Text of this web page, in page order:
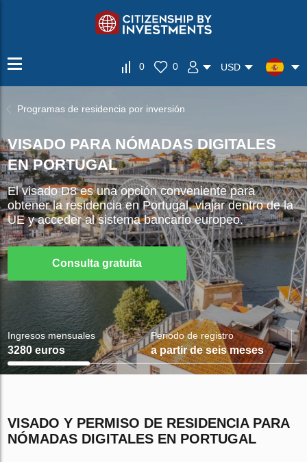
0 0 USD
Programas de residencia por inversión
VISADO PARA NÓMADAS DIGITALES
EN PORTUGAL
El visado D8 es una opción conveniente para
obtener la residencia en Portugal, viajar dentro de la
UE y acceder al sistema bancario europeo.
Ingresos mensuales
3280 euros
Periodo de registro
a partir de seis meses
Consulta gratuita
VISADO Y PERMISO DE RESIDENCIA PARA
NÓMADAS DIGITALES EN PORTUGAL